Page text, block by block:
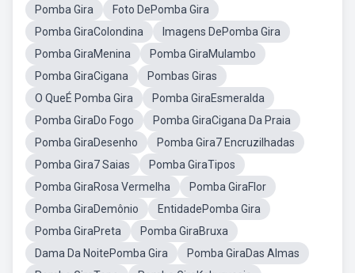
Pomba Gira
Foto DePomba Gira
Pomba GiraColondina
Imagens DePomba Gira
Pomba GiraMenina
Pomba GiraMulambo
Pomba GiraCigana
Pombas Giras
O QueÉ Pomba Gira
Pomba GiraEsmeralda
Pomba GiraDo Fogo
Pomba GiraCigana Da Praia
Pomba GiraDesenho
Pomba Gira7 Encruzilhadas
Pomba Gira7 Saias
Pomba GiraTipos
Pomba GiraRosa Vermelha
Pomba GiraFlor
Pomba GiraDemônio
EntidadePomba Gira
Pomba GiraPreta
Pomba GiraBruxa
Dama Da NoitePomba Gira
Pomba GiraDas Almas